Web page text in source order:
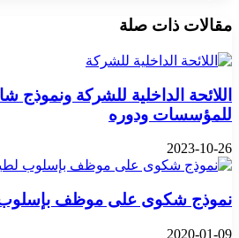
مقالات ذات صلة
اللائحة الداخلية للشركة ونموذج
للمؤسسات ودوره
2023-10-26
نموذج شكوى على موظف
2020-01-09